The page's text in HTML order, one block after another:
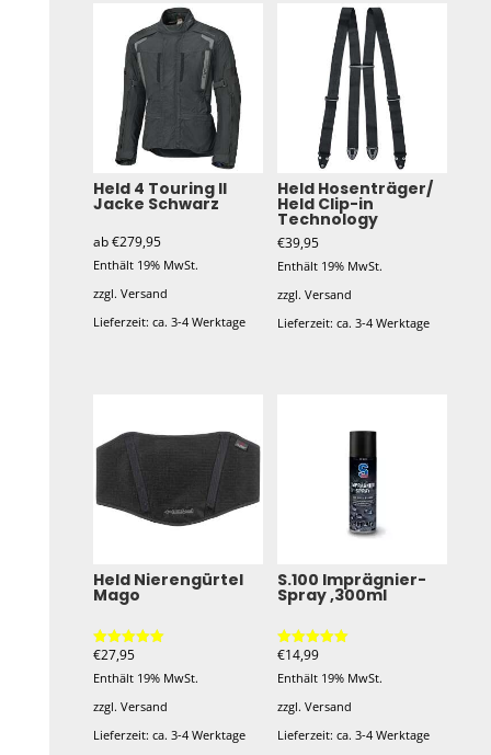
Held 4 Touring II
Jacke Schwarz
ab€279,95
Enthält 19% MwSt.
zzgl.Versand
Lieferzeit: ca. 3-4 Werktage
mehrere
Varianten
auf.
können
der
Produktseite
gewählt
werden
Held Hosenträger/
Held Clip-in
Technology
€39,95
Enthält 19% MwSt.
zzgl. Versand
Lieferzeit: ca. 3-4 Werktage
können
der
Produktseite
gewählt
werden
Held Nierengürtel
Mago
Bewertet mit
von 5
€27,95
Enthält 19% MwSt.
zzgl.Versand
Lieferzeit: ca. 3-4 Werktage
S.100 Imprägnier-
Spray ,300ml
Bewertet mit
von 5
€14,99
Enthält 19% MwSt.
zzgl. Versand
Lieferzeit: ca. 3-4 Werktage